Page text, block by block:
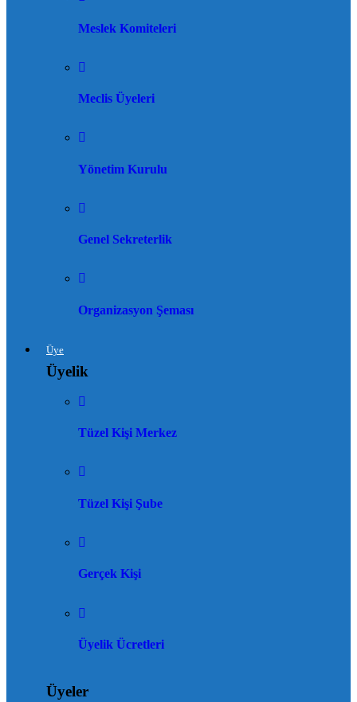
Meslek Komiteleri
Meclis Üyeleri
Yönetim Kurulu
Genel Sekreterlik
Organizasyon Şeması
Üye
Üyelik
Tüzel Kişi Merkez
Tüzel Kişi Şube
Gerçek Kişi
Üyelik Ücretleri
Üyeler